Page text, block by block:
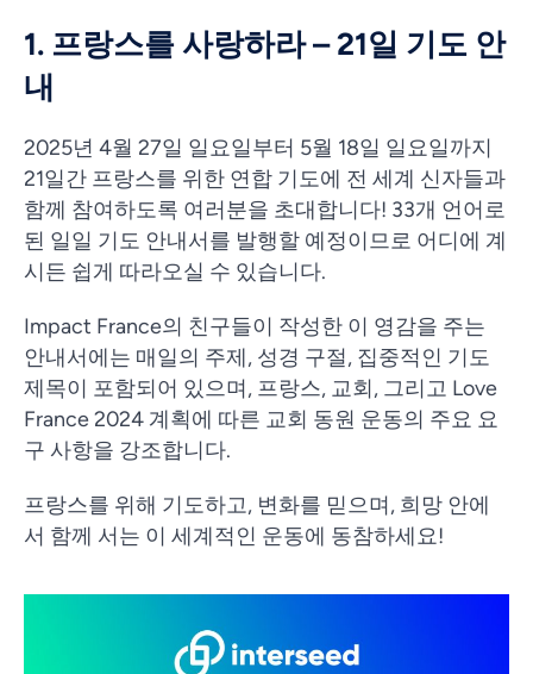
1. 프랑스를 사랑하라 – 21일 기도 안
내
2025년 4월 27일 일요일부터 5월 18일 일요일까지
21일간 프랑스를 위한 연합 기도에 전 세계 신자들과
함께 참여하도록 여러분을 초대합니다! 33개 언어로
된 일일 기도 안내서를 발행할 예정이므로 어디에 계
시든 쉽게 따라오실 수 있습니다.
Impact France의 친구들이 작성한 이 영감을 주는
안내서에는 매일의 주제, 성경 구절, 집중적인 기도
제목이 포함되어 있으며, 프랑스, 교회, 그리고 Love
France 2024 계획에 따른 교회 동원 운동의 주요 요
구 사항을 강조합니다.
프랑스를 위해 기도하고, 변화를 믿으며, 희망 안에
서 함께 서는 이 세계적인 운동에 동참하세요!